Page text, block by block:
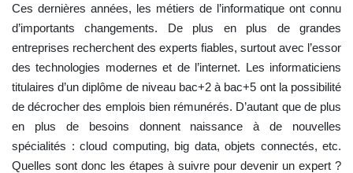
Ces dernières années, les métiers de l’informatique ont connu
d’importants changements. De plus en plus de grandes
entreprises recherchent des experts fiables, surtout avec l’essor
des technologies modernes et de l’internet. Les informaticiens
titulaires d’un diplôme de niveau bac+2 à bac+5 ont la possibilité
de décrocher des emplois bien rémunérés. D’autant que de plus
en plus de besoins donnent naissance à de nouvelles
spécialités : cloud computing, big data, objets connectés, etc.
Quelles sont donc les étapes à suivre pour devenir un expert ?